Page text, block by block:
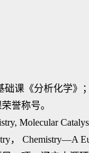
础课《分析化学》
誉称号。
, Molecular
， Chemistry—A